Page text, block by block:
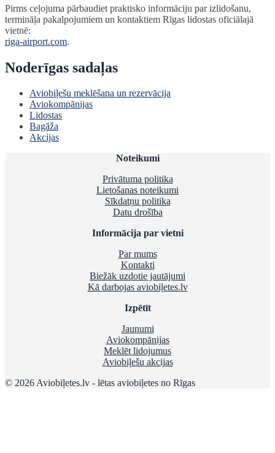
Pirms ceļojuma pārbaudiet praktisko informāciju par izlidošanu,
termināļa pakalpojumiem un kontaktiem Rīgas lidostas oficiālajā
vietnē:
riga-airport.com.
Noderīgas sadaļas
Aviobiļešu meklēšana un rezervācija
Aviokompānijas
Lidostas
Bagāža
Akcijas
Noteikumi
Privātuma politika
Lietošanas noteikumi
Sīkdatņu politika
Datu drošība
Informācija par vietni
Par mums
Kontakti
Biežāk uzdotie jautājumi
Kā darbojas aviobiļetes.lv
Izpētīt
Jaunumi
Aviokompānijas
Meklēt lidojumus
Aviobiļešu akcijas
© 2026 Aviobiļetes.lv - lētas aviobiļetes no Rīgas